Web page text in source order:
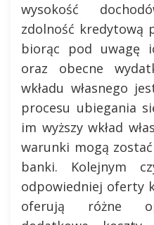
wysokość
zdolność kredytową
biorąc pod uwagę
oraz obecne
wkładu własnego
procesu ubiegania
im wyższy wkład
warunki mogą
banki. Kolejnym
odpowiedniej oferty
oferują różne